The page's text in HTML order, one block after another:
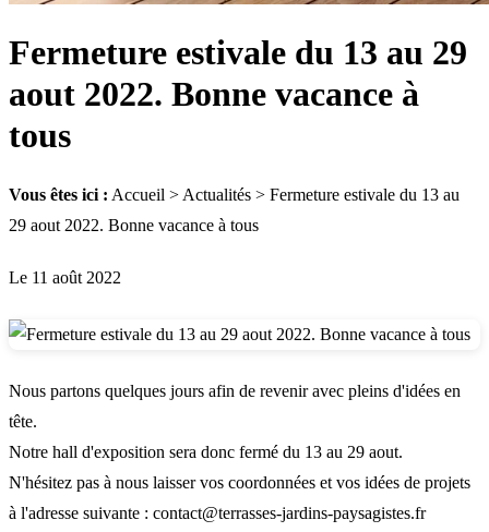
Fermeture estivale du 13 au 29
aout 2022. Bonne vacance à
tous
Vous êtes ici : Accueil > Actualités > Fermeture estivale du 13 au
29 aout 2022. Bonne vacance à tous
Le 11 août 2022
Nous partons quelques jours afin de revenir avec pleins d'idées en
tête.
Notre hall d'exposition sera donc fermé du 13 au 29 aout.
N'hésitez pas à nous laisser vos coordonnées et vos idées de projets
à l'adresse suivante : contact@terrasses-jardins-paysagistes.fr